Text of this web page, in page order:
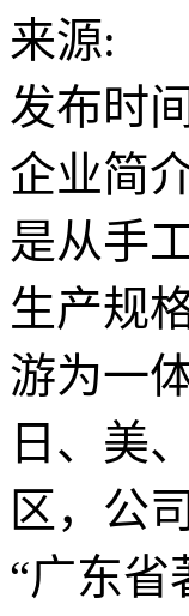
来源:
发布时
企业简
是从手
生产规
游为一
日、美
区，公
“广东